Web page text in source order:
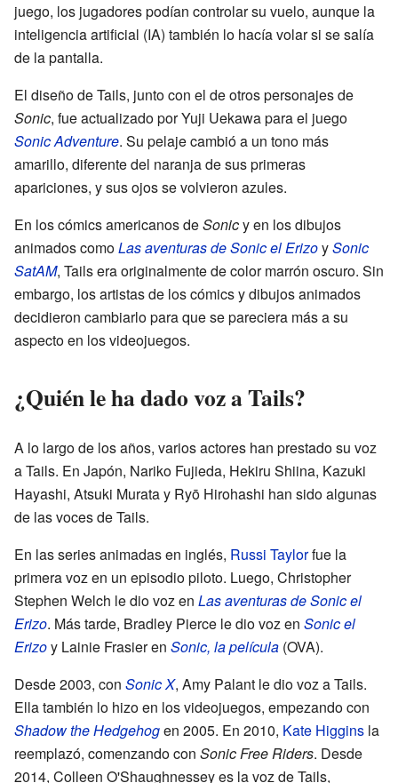
juego, los jugadores podían controlar su vuelo, aunque la
inteligencia artificial (IA) también lo hacía volar si se salía
de la pantalla.
El diseño de Tails, junto con el de otros personajes de
Sonic, fue actualizado por Yuji Uekawa para el juego
Sonic Adventure. Su pelaje cambió a un tono más
amarillo, diferente del naranja de sus primeras
apariciones, y sus ojos se volvieron azules.
En los cómics americanos deSonicy en los dibujos
animados comoLas aventuras de Sonic el ErizoySonic
SatAM, Tails era originalmente de color marrón oscuro. Sin
embargo, los artistas de los cómics y dibujos animados
decidieron cambiarlo para que se pareciera más a su
aspecto en los videojuegos.
¿Quién le ha dado voz a Tails?
A lo largo de los años, varios actores han prestado su voz
a Tails. En Japón, Nariko Fujieda, Hekiru Shiina, Kazuki
Hayashi, Atsuki Murata y Ryō Hirohashi han sido algunas
de las voces de Tails.
En las series animadas en inglés, Russi Taylorfue la
primera voz en un episodio piloto. Luego, Christopher
Stephen Welch le dio voz en Las aventuras de Sonic el
Erizo. Más tarde, Bradley Pierce le dio voz en Sonic el
Erizoy Lainie Frasier en Sonic, la película (OVA).
Desde 2003, con Sonic X, Amy Palant le dio voz a Tails.
Ella también lo hizo en los videojuegos, empezando con
Shadow the Hedgehogen 2005. En 2010, Kate Higgins la
reemplazó, comenzando con Sonic Free Riders. Desde
2014, Colleen O'Shaughnessey es la voz de Tails,